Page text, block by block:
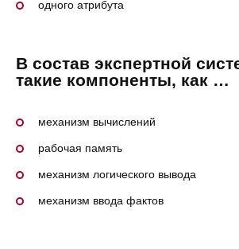
одного атрибута
В состав экспертной
такие компоненты, как …
механизм вычислений
рабочая память
механизм логического вывода
механизм ввода фактов